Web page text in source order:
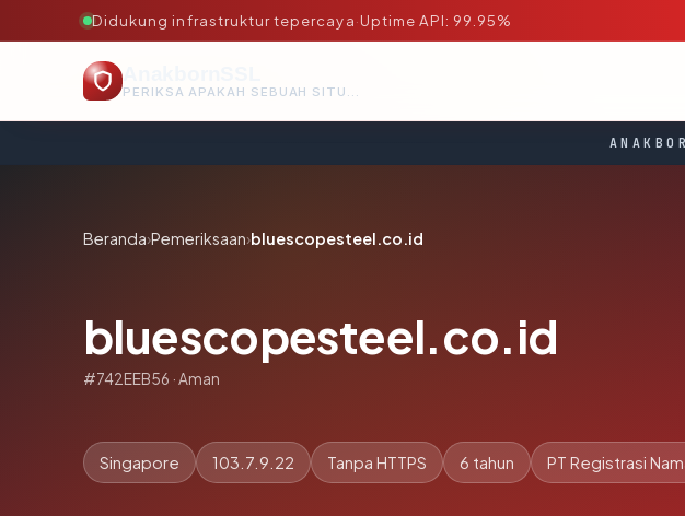
Didukung infrastruktur tepercaya·Uptime API: 99.95%
PERIKSA APAKAH SEBUAH SITUS AMAN, TEPERCAYA, DAN TERVERIFIKASI DALAM HITUNGAN DETIK.
Beranda›Pemeriksaan›bluescopesteel.co.id
bluescopesteel.co.id
#742EEB56 · Aman
Singapore 103.7.9.22 Tanpa HTTPS 6 tahun PT Registrasi